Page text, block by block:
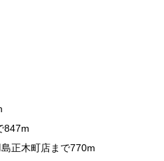
847m
正木町店まで770m